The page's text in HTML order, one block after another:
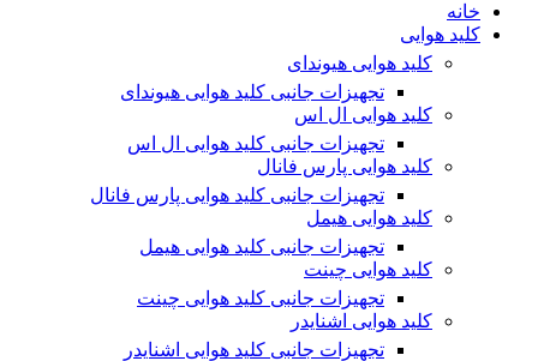
خانه
کلید هوایی
کلید هوایی هیوندای
تجهیزات جانبی کلید هوایی هیوندای
کلید هوایی ال اس
تجهیزات جانبی کلید هوایی ال اس
کلید هوایی پارس فانال
تجهیزات جانبی کلید هوایی پارس فانال
کلید هوایی هیمل
تجهیزات جانبی کلید هوایی هیمل
کلید هوایی چینت
تجهیزات جانبی کلید هوایی چینت
کلید هوایی اشنایدر
تجهیزات جانبی کلید هوایی اشنایدر